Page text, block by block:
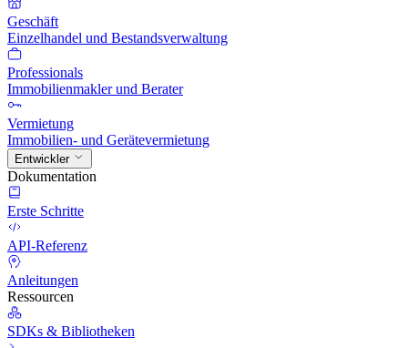
Geschäft
Einzelhandel und Bestandsverwaltung
Professionals
Immobilienmakler und Berater
Vermietung
Immobilien- und Gerätevermietung
Entwickler
Dokumentation
Erste Schritte
API-Referenz
Anleitungen
Ressourcen
SDKs & Bibliotheken